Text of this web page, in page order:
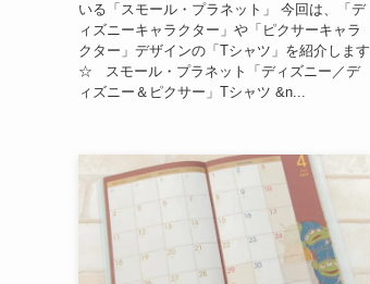
いる「スモール・プラネット」 今回は、「デ
ィズニーキャラクター」や「ピクサーキャラ
クター」デザインの「Tシャツ」を紹介します
☆ スモール・プラネット「ディズニー／デ
ィズニー＆ピクサー」Tシャツ &n...